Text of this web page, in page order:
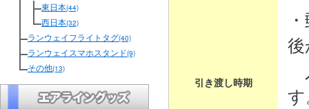
東日本(44)
西日本(32)
ランウェイフライトタグ(40)
ランウェイスマホスタンド(9)
その他(13)
引き渡し時期